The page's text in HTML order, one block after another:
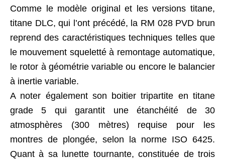
Comme le modèle original et les versions titane,
titane DLC, qui l’ont précédé, la RM 028 PVD brun
reprend des caractéristiques techniques telles que
le mouvement squeletté à remontage automatique,
le rotor à géométrie variable ou encore le balancier
à inertie variable.
A noter également son boitier tripartite en titane
grade 5 qui garantit une étanchéité de 30
atmosphères (300 mètres) requise pour les
montres de plongée, selon la norme ISO 6425.
Quant à sa lunette tournante, constituée de trois